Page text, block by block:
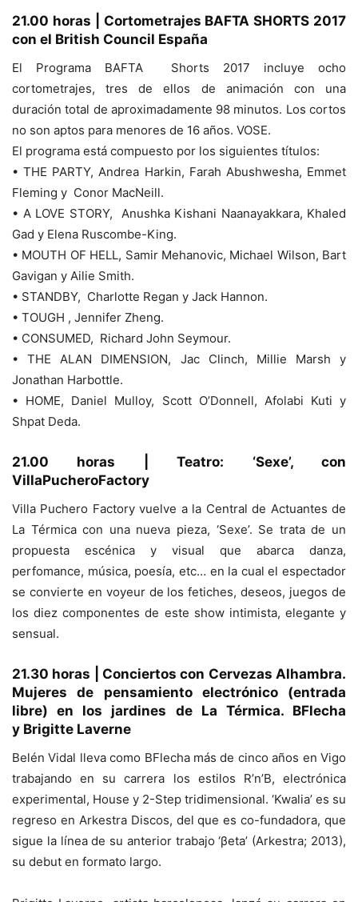
21.00 horas | Cortometrajes BAFTA SHORTS 2017
con el British Council España
El Programa BAFTA Shorts 2017 incluye ocho
cortometrajes, tres de ellos de animación con una
duración total de aproximadamente 98 minutos. Los cortos
no son aptos para menores de 16 años. VOSE.
El programa está compuesto por los siguientes títulos:
• THE PARTY, Andrea Harkin, Farah Abushwesha, Emmet
Fleming y Conor MacNeill.
• A LOVE STORY, Anushka Kishani Naanayakkara, Khaled
Gad y Elena Ruscombe-King.
• MOUTH OF HELL, Samir Mehanovic, Michael Wilson, Bart
Gavigan y Ailie Smith.
• STANDBY, Charlotte Regan y Jack Hannon.
• TOUGH , Jennifer Zheng.
• CONSUMED, Richard John Seymour.
• THE ALAN DIMENSION, Jac Clinch, Millie Marsh y
Jonathan Harbottle.
• HOME, Daniel Mulloy, Scott O’Donnell, Afolabi Kuti y
Shpat Deda.
21.00 horas | Teatro: ‘Sexe’, con
VillaPucheroFactory
Villa Puchero Factory vuelve a la Central de Actuantes de
La Térmica con una nueva pieza, ‘Sexe’. Se trata de un
propuesta escénica y visual que abarca danza,
perfomance, música, poesía, etc… en la cual el espectador
se convierte en voyeur de los fetiches, deseos, juegos de
los diez componentes de este show intimista, elegante y
sensual.
21.30 horas | Conciertos con Cervezas Alhambra.
Mujeres de pensamiento electrónico (entrada
libre) en los jardines de La Térmica. BFlecha
y Brigitte Laverne
Belén Vidal lleva como BFlecha más de cinco años en Vigo
trabajando en su carrera los estilos R’n’B, electrónica
experimental, House y 2-Step tridimensional. ‘Kwalia’ es su
regreso en Arkestra Discos, del que es co-fundadora, que
sigue la línea de su anterior trabajo ‘βeta’ (Arkestra; 2013),
su debut en formato largo.